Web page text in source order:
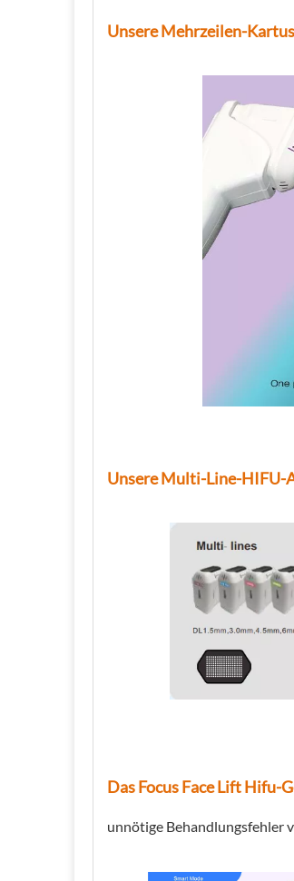
Unsere Mehrzeilen-
Unsere Multi-Line-HIFU-
Das Focus Face Lift Hifu-
unnötige Behandlungsfehler